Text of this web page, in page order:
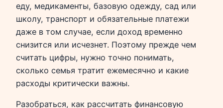
еду, медикаменты, базовую одежду, сад или
школу, транспорт и обязательные платежи
даже в том случае, если доход временно
снизится или исчезнет. Поэтому прежде чем
считать цифры, нужно точно понимать,
сколько семья тратит ежемесячно и какие
расходы критически важны.
Разобраться, как рассчитать финансовую